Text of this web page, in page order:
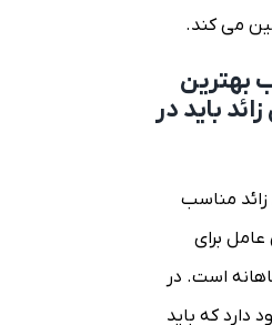
می کند.
بهترین
باید در
زائد مناسب
برای
است. در
دارد که باید